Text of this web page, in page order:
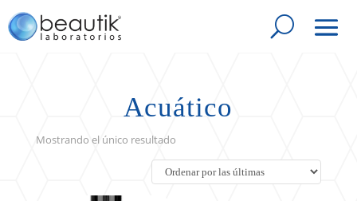
Acuático
Mostrando el único resultado